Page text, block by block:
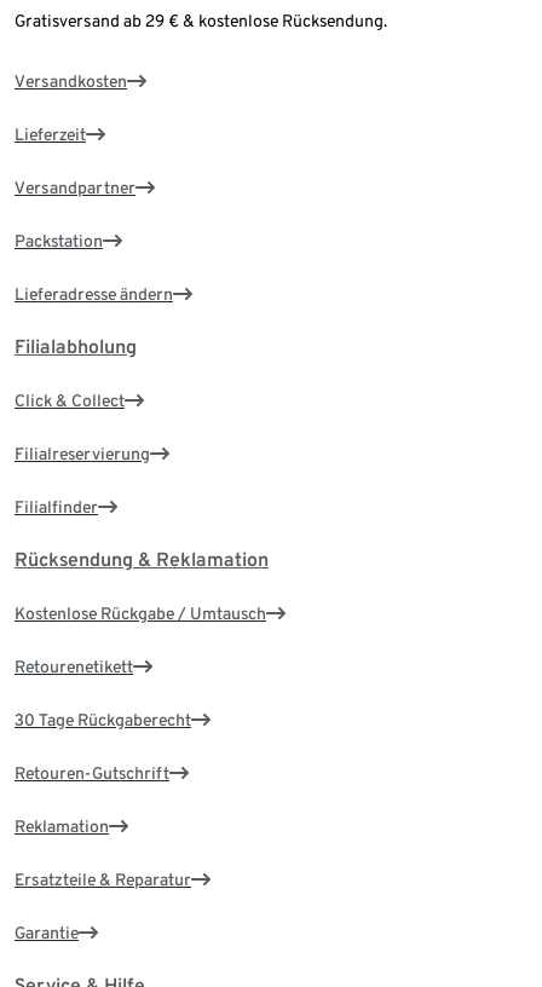
Gratisversand ab 29 € & kostenlose Rücksendung.
Versandkosten
Lieferzeit
Versandpartner
Packstation
Lieferadresse ändern
Filialabholung
Click & Collect
Filialreservierung
Filialfinder
Rücksendung & Reklamation
Kostenlose Rückgabe / Umtausch
Retourenetikett
30 Tage Rückgaberecht
Retouren-Gutschrift
Reklamation
Ersatzteile & Reparatur
Garantie